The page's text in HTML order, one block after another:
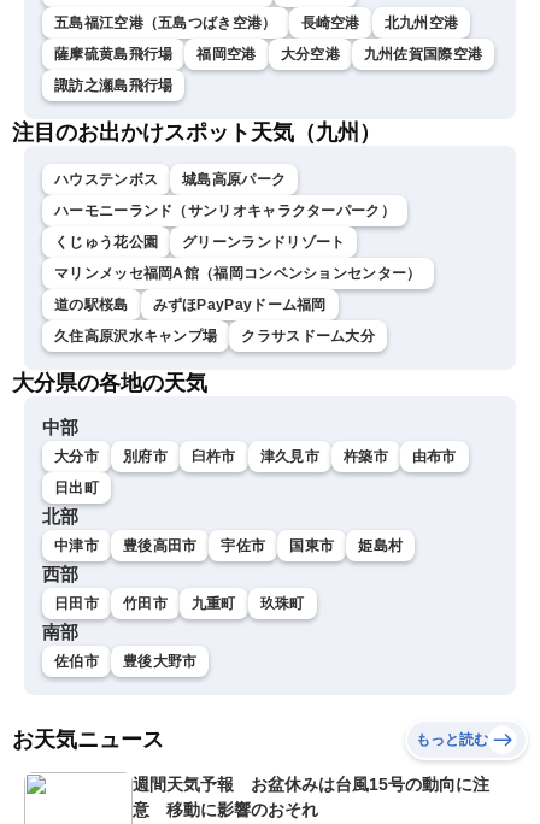
五島福江空港（五島つばき空港）
長崎空港
北九州空港
薩摩硫黄島飛行場
福岡空港 大分空港
九州佐賀国際空港
諏訪之瀬島飛行場
注目のお出かけスポット天気（九州）
ハウステンボス
城島高原パーク
ハーモニーランド（サンリオキャラクターパーク）
くじゅう花公園
グリーンランドリゾート
マリンメッセ福岡A館（福岡コンベンションセンター）
道の駅桜島
みずほPayPayドーム福岡
久住高原沢水キャンプ場
クラサスドーム大分
大分県の各地の天気
中部
大分市 別府市 臼杵市 津久見市 杵築市
由布市
日出町
北部
中津市 豊後高田市 宇佐市 国東市 姫島村
西部
日田市 竹田市 九重町 玖珠町
南部
佐伯市 豊後大野市
お天気ニュース もっと読む
週間天気予報 お盆休みは台風15号の動向に注
意 移動に影響のおそれ